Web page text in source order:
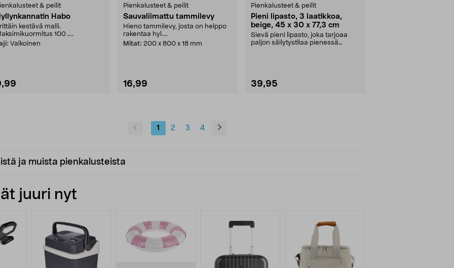
& peilit
Habo
kestävä malli.
100 ....
Valkoinen
Pienkalusteet & peilit
Sauvaliimattu tammilevy
Hieno tammilevy, josta on helppo
rakentaa hyl....
Mitat: 200 x 800 x 18 mm
16,99
Pienkalusteet & peilit
Pieni lipasto, 3 laatikkoa,
beige, 45 x 30 x 77,3 cm
Sievä pieni lipasto, joka tarjoaa
paljon säilytystilaa pienessä
39,95
1 2 3 4
ja muista pienkalusteista
juuri nyt